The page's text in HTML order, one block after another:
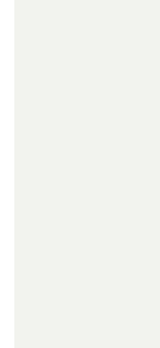
蛋上
结番瓜